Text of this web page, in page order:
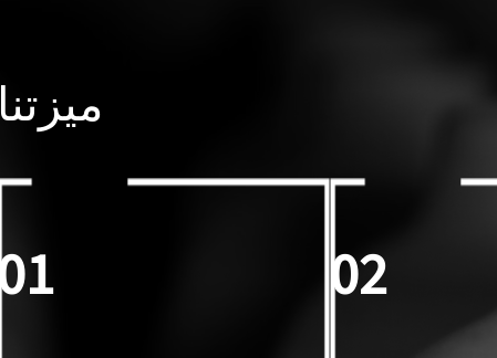
ميزتنا
01 02